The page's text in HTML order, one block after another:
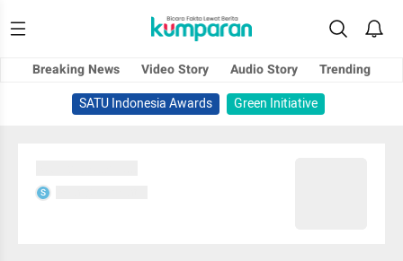
Breaking News Video Story Audio Story
Trending
SATU Indonesia Awards
Green Initiative
S